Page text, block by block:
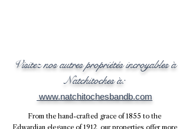
Visitez nos autres propriétés incroyables à
Natchitoches à:
www.natchitochesbandb.com
From the hand-crafted grace of 1855 to the
Edwardian elegance of 1912, our properties offer more